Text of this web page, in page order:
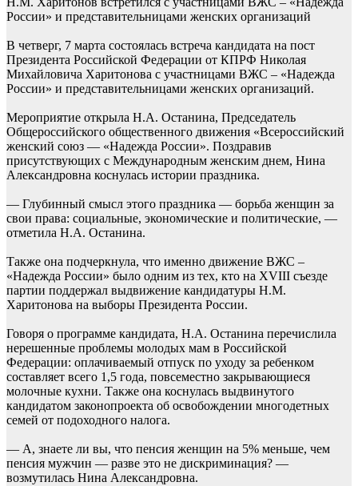
России» и представительницами женских организаций
В четверг, 7 марта состоялась встреча кандидата на пост
Президента Российской Федерации от КПРФ Николая
Михайловича Харитонова с участницами ВЖС – «Надежда
России» и представительницами женских организаций.
Мероприятие открыла Н.А. Останина, Председатель
Общероссийского общественного движения «Всероссийский
женский союз — «Надежда России». Поздравив
присутствующих с Международным женским днем, Нина
Александровна коснулась истории праздника.
— Глубинный смысл этого праздника — борьба женщин за
свои права: социальные, экономические и политические, —
отметила Н.А. Останина.
Также она подчеркнула, что именно движение ВЖС –
«Надежда России» было одним из тех, кто на XVIII съезде
партии поддержал выдвижение кандидатуры Н.М.
Харитонова на выборы Президента России.
Говоря о программе кандидата, Н.А. Останина перечислила
нерешенные проблемы молодых мам в Российской
Федерации: оплачиваемый отпуск по уходу за ребенком
составляет всего 1,5 года, повсеместно закрывающиеся
молочные кухни. Также она коснулась выдвинутого
кандидатом законопроекта об освобождении многодетных
семей от подоходного налога.
— А, знаете ли вы, что пенсия женщин на 5% меньше, чем
пенсия мужчин — разве это не дискриминация? —
возмутилась Нина Александровна.